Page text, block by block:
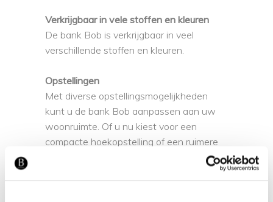
Verkrijgbaar in vele stoffen en kleuren
De bank Bob is verkrijgbaar in veel
verschillende stoffen en kleuren.
Opstellingen
Met diverse opstellingsmogelijkheden
kunt u de bank Bob aanpassen aan uw
woonruimte. Of u nu kiest voor een
compacte hoekopstelling of een ruimere
variant, deze bank is flexibel samen te